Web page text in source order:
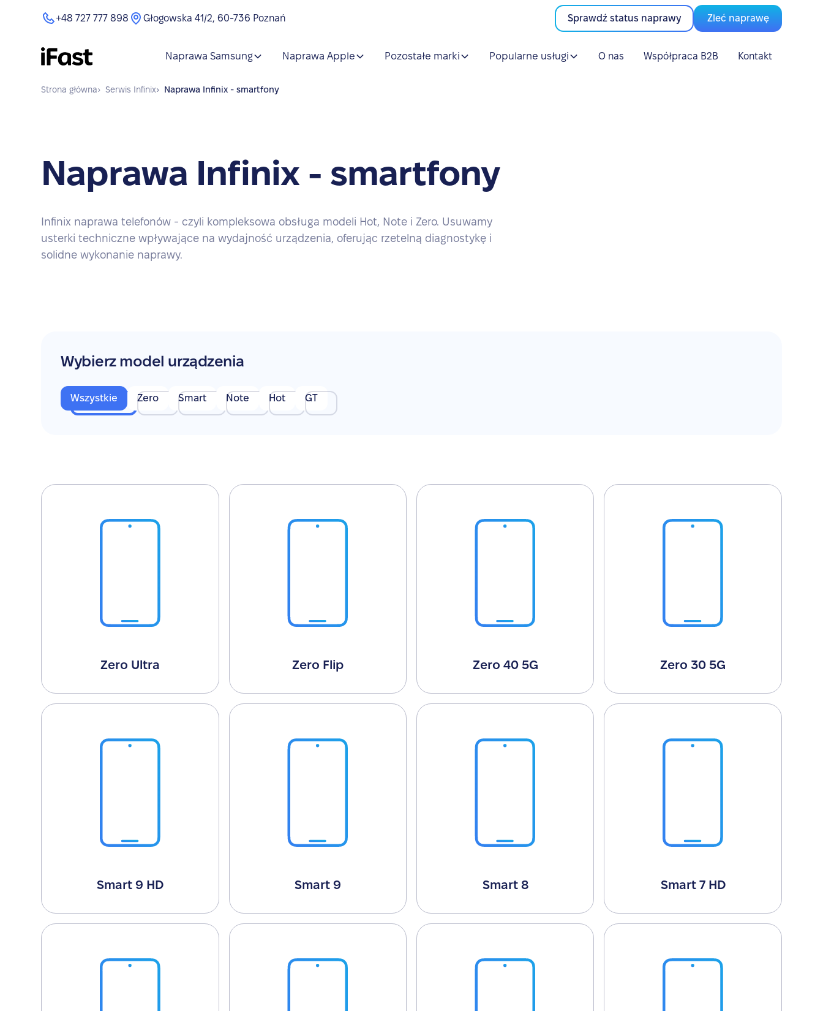
+48 727 777 898 Głogowska 41/2, 60-736 Poznań Sprawdź status naprawy Zleć naprawę
Naprawa Samsung Naprawa Apple Pozostałe marki Popularne usługi O nas Współpraca B2B Kontakt
Strona główna› Serwis Infinix› Naprawa Infinix - smartfony
Naprawa Infinix - smartfony
Infinix naprawa telefonów - czyli kompleksowa obsługa modeli Hot, Note i Zero. Usuwamy
usterki techniczne wpływające na wydajność urządzenia, oferując rzetelną diagnostykę i
solidne wykonanie naprawy.
Wybierz model urządzenia
Wszystkie Zero Smart Note Hot GT
Zero Ultra Zero Flip Zero 40 5G Zero 30 5G
Smart 9 HD Smart 9 Smart 8 Smart 7 HD